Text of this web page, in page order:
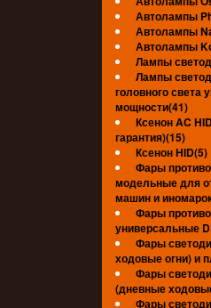
Автолампы
Автолампы
Автолампы
Лампы
Лампы
головного света
мощности(41)
Ксенон AC
гарантия)(15)
Ксенон HID(5)
Фары
модельные для
машин и
Фары
универсальные
Фары
ходовые огни) и
Фары
(дневные
Фары